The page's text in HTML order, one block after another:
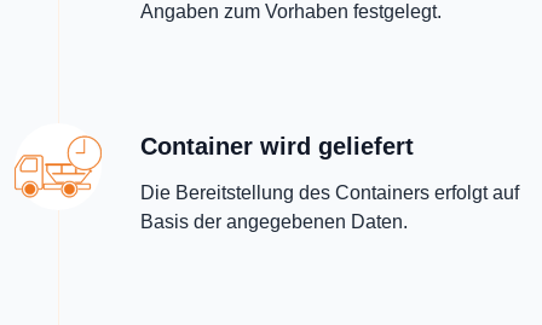
Angaben zum Vorhaben festgelegt.
Container wird geliefert
Die Bereitstellung des Containers erfolgt auf
Basis der angegebenen Daten.